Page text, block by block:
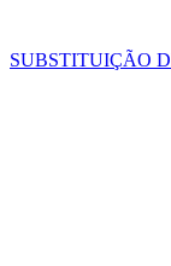
SUBSTITUIÇÃO